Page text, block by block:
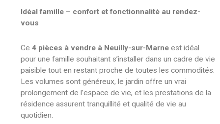
Idéal famille – confort et fonctionnalité au rendez-
vous
Ce 4 pièces à vendre à Neuilly-sur-Marne est idéal
pour une famille souhaitant s’installer dans un cadre de vie
paisible tout en restant proche de toutes les commodités.
Les volumes sont généreux, le jardin offre un vrai
prolongement de l’espace de vie, et les prestations de la
résidence assurent tranquillité et qualité de vie au
quotidien.